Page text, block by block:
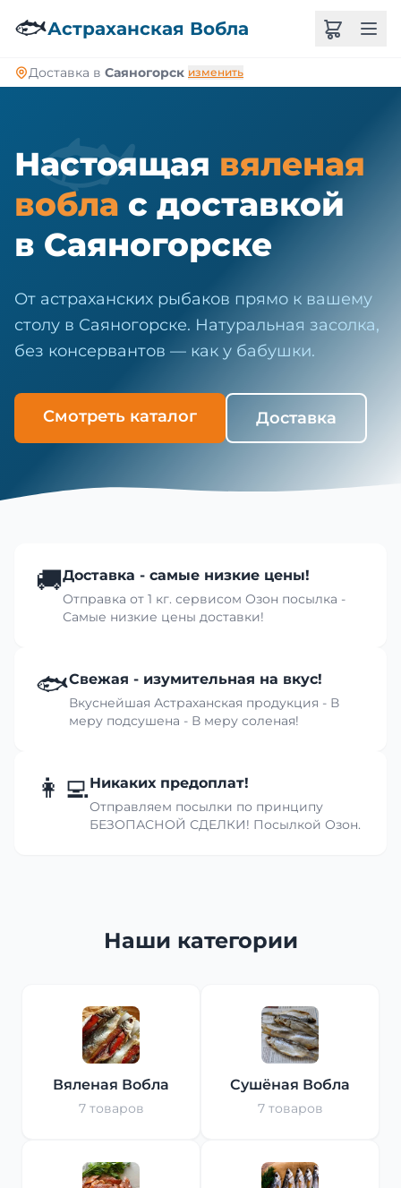
🐟Астраханская Вобла
Доставка в Саяногорск изменить
🐟
Настоящая вяленая
вобла с доставкой
в Саяногорске
От астраханских рыбаков прямо к вашему
столу в Саяногорске. Натуральная засолка,
без консервантов — как у бабушки.
Смотреть каталог Доставка
🚚Доставка - самые низкие цены!
Отправка от 1 кг. сервисом Озон посылка -
Самые низкие цены доставки!
🐟Свежая - изумительная на вкус!
Вкуснейшая Астраханская продукция - В
меру подсушена - В меру соленая!
👩‍💻Никаких предоплат!
Отправляем посылки по принципу
БЕЗОПАСНОЙ СДЕЛКИ! Посылкой Озон.
Наши категории
Вяленая Вобла
7 товаров
Сушёная Вобла
7 товаров